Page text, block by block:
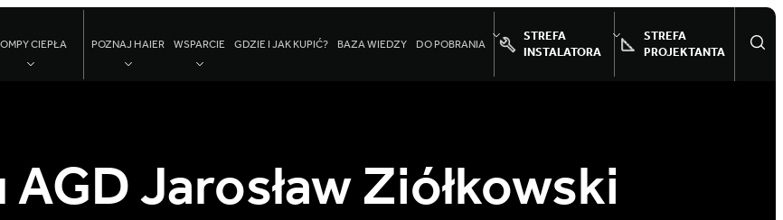
CIEPŁA POZNAJ HAIER WSPARCIE GDZIE I JAK KUPIĆ? BAZA WIEDZY DO POBRANIA
STREFA
INSTALATORA
STREFA
PROJEKTANTA
Jarosław Ziółkowski